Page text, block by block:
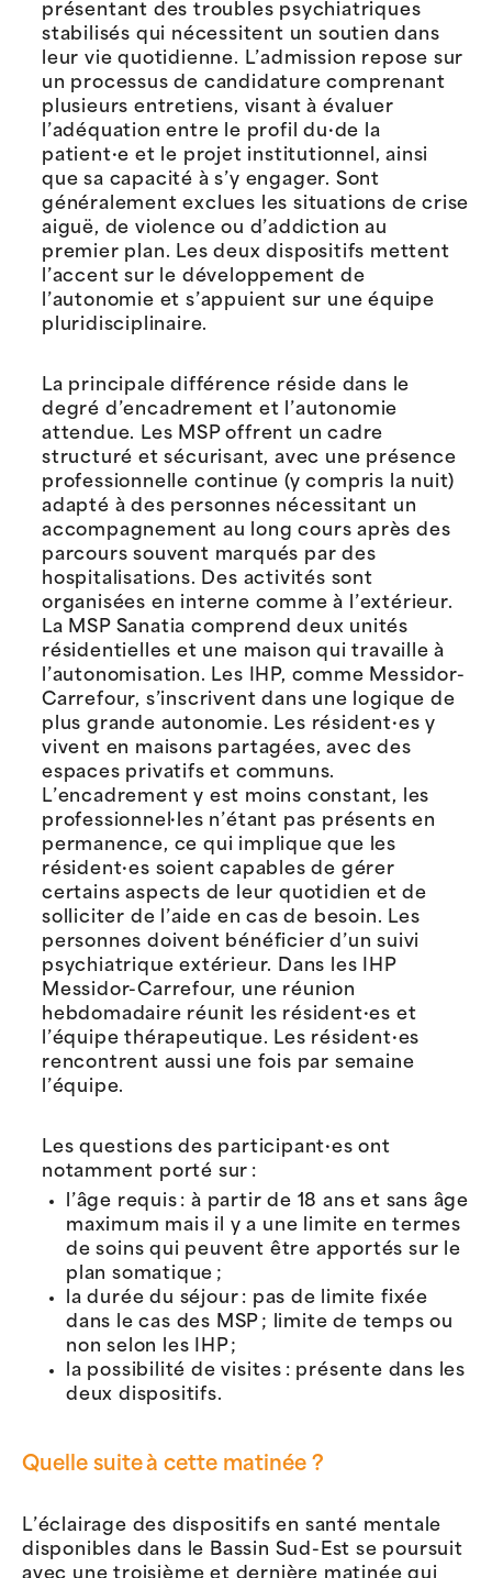
présentant des troubles psychiatriques
stabilisés qui nécessitent un soutien dans
leur vie quotidienne. L’admission repose sur
un processus de candidature comprenant
plusieurs entretiens, visant à évaluer
l’adéquation entre le profil du·de la
patient·e et le projet institutionnel, ainsi
que sa capacité à s’y engager. Sont
généralement exclues les situations de crise
aiguë, de violence ou d’addiction au
premier plan. Les deux dispositifs mettent
l’accent sur le développement de
l’autonomie et s’appuient sur une équipe
pluridisciplinaire.
La principale différence réside dans le
degré d’encadrement et l’autonomie
attendue. Les MSP offrent un cadre
structuré et sécurisant, avec une présence
professionnelle continue (y compris la nuit)
adapté à des personnes nécessitant un
accompagnement au long cours après des
parcours souvent marqués par des
hospitalisations. Des activités sont
organisées en interne comme à l’extérieur.
La MSP Sanatia comprend deux unités
résidentielles et une maison qui travaille à
l’autonomisation. Les IHP, comme Messidor-
Carrefour, s’inscrivent dans une logique de
plus grande autonomie. Les résident·es y
vivent en maisons partagées, avec des
espaces privatifs et communs.
L’encadrement y est moins constant, les
professionnel·les n’étant pas présents en
permanence, ce qui implique que les
résident·es soient capables de gérer
certains aspects de leur quotidien et de
solliciter de l’aide en cas de besoin. Les
personnes doivent bénéficier d’un suivi
psychiatrique extérieur. Dans les IHP
Messidor-Carrefour, une réunion
hebdomadaire réunit les résident·es et
l’équipe thérapeutique. Les résident·es
rencontrent aussi une fois par semaine
l’équipe.
Les questions des participant·es ont
notamment porté sur :
l’âge requis : à partir de 18 ans et sans âge
maximum mais il y a une limite en termes
de soins qui peuvent être apportés sur le
plan somatique ;
la durée du séjour : pas de limite fixée
dans le cas des MSP ; limite de temps ou
non selon les IHP ;
la possibilité de visites : présente dans les
deux dispositifs.
Quelle suite à cette matinée ?
L’éclairage des dispositifs en santé mentale
disponibles dans le Bassin Sud-Est se poursuit